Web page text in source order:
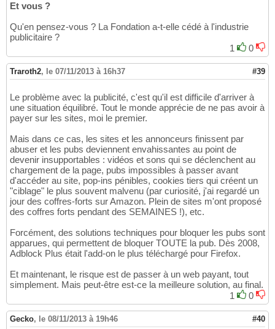
Et vous ?
Qu'en pensez-vous ? La Fondation a-t-elle cédé à l'industrie
publicitaire ?
1
0
Traroth2, le 07/11/2013 à 16h37 #39
Le problème avec la publicité, c'est qu'il est difficile d'arriver à
une situation équilibré. Tout le monde apprécie de ne pas avoir à
payer sur les sites, moi le premier.
Mais dans ce cas, les sites et les annonceurs finissent par
abuser et les pubs deviennent envahissantes au point de
devenir insupportables : vidéos et sons qui se déclenchent au
chargement de la page, pubs impossibles à passer avant
d'accéder au site, pop-ins pénibles, cookies tiers qui créent un
"ciblage" le plus souvent malvenu (par curiosité, j'ai regardé un
jour des coffres-forts sur Amazon. Plein de sites m'ont proposé
des coffres forts pendant des SEMAINES !), etc.
Forcément, des solutions techniques pour bloquer les pubs sont
apparues, qui permettent de bloquer TOUTE la pub. Dès 2008,
Adblock Plus était l'add-on le plus téléchargé pour Firefox.
Et maintenant, le risque est de passer à un web payant, tout
simplement. Mais peut-être est-ce la meilleure solution, au final.
1
0
Gecko, le 08/11/2013 à 19h46 #40